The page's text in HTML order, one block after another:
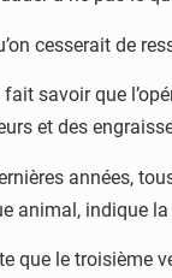
cesserait de
savoir que
et des
années,
animal, indique
que le troisième